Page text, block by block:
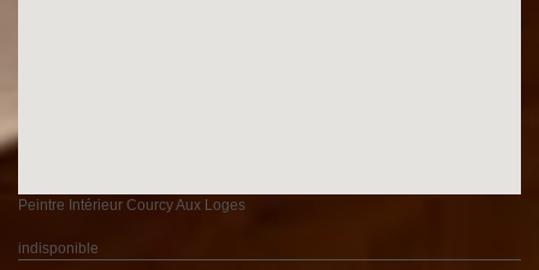
Peintre Intérieur Courcy Aux Loges
indisponible